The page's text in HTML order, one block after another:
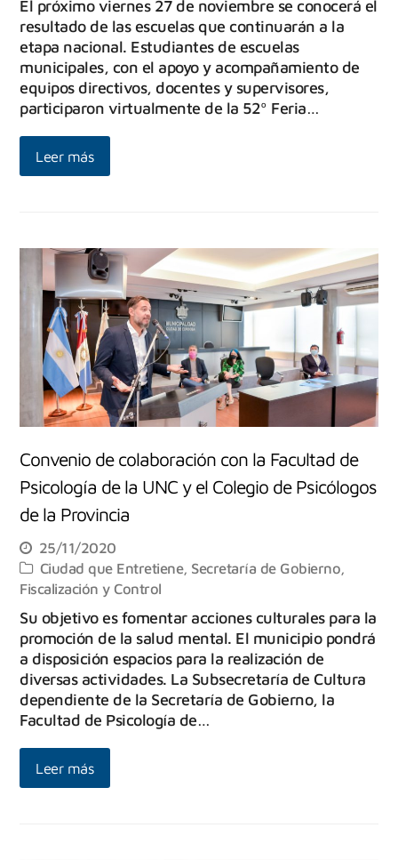
El próximo viernes 27 de noviembre se conocerá el
resultado de las escuelas que continuarán a la
etapa nacional. Estudiantes de escuelas
municipales, con el apoyo y acompañamiento de
equipos directivos, docentes y supervisores,
participaron virtualmente de la 52º Feria…
Leer más
Convenio de colaboración con la Facultad de
Psicología de la UNC y el Colegio de Psicólogos
de la Provincia
25/11/2020
Ciudad que Entretiene, Secretaría de Gobierno,
Fiscalización y Control
Su objetivo es fomentar acciones culturales para la
promoción de la salud mental. El municipio pondrá
a disposición espacios para la realización de
diversas actividades. La Subsecretaría de Cultura
dependiente de la Secretaría de Gobierno, la
Facultad de Psicología de…
Leer más